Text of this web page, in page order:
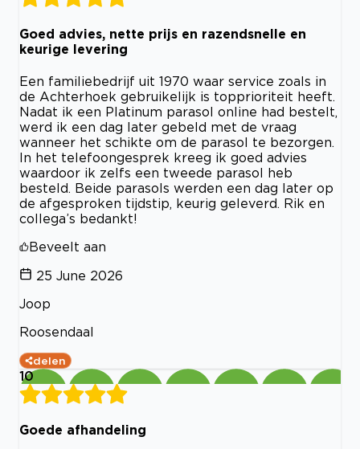
Goed advies, nette prijs en razendsnelle en
keurige levering
Een familiebedrijf uit 1970 waar service zoals in
de Achterhoek gebruikelijk is topprioriteit heeft.
Nadat ik een Platinum parasol online had bestelt,
werd ik een dag later gebeld met de vraag
wanneer het schikte om de parasol te bezorgen.
In het telefoongesprek kreeg ik goed advies
waardoor ik zelfs een tweede parasol heb
besteld. Beide parasols werden een dag later op
de afgesproken tijdstip, keurig geleverd. Rik en
collega’s bedankt!
Beveelt aan
25 June 2026
Joop
Roosendaal
delen
10
Goede afhandeling